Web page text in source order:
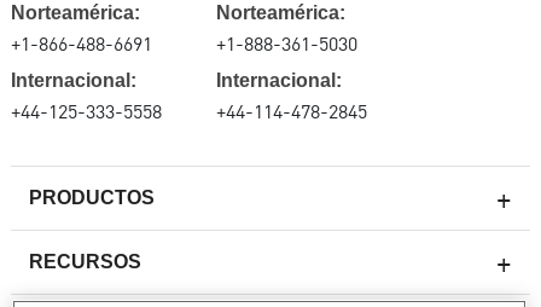
PRODUCTOS
Firewall de última generación
RECURSOS
Norteamérica:
+1-866-488-6691
Internacional:
+44-125-333-5558
Norteamérica:
+1-888-361-5030
Internacional:
+44-114-478-2845